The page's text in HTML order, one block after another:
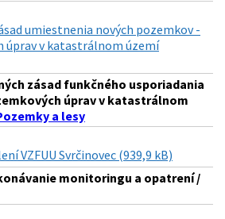
umiestnenia nových pozemkov -
úprav v katastrálnom území
zásad funkčného usporiadania
úprav v katastrálnom
a lesy
VZFUU Svrčinovec (939,9 kB)
monitoringu a opatrení /